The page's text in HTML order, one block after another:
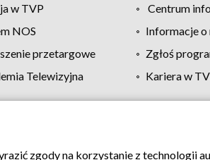
w TVP Centrum
NOS Informacje o
przetargowe Zgłoś
Telewizyjna Kariera w
TVP Polityka prywatności
zgody na korzystanie z technologii